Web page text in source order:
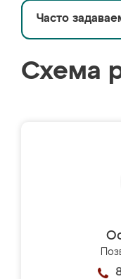
Часто
Схема